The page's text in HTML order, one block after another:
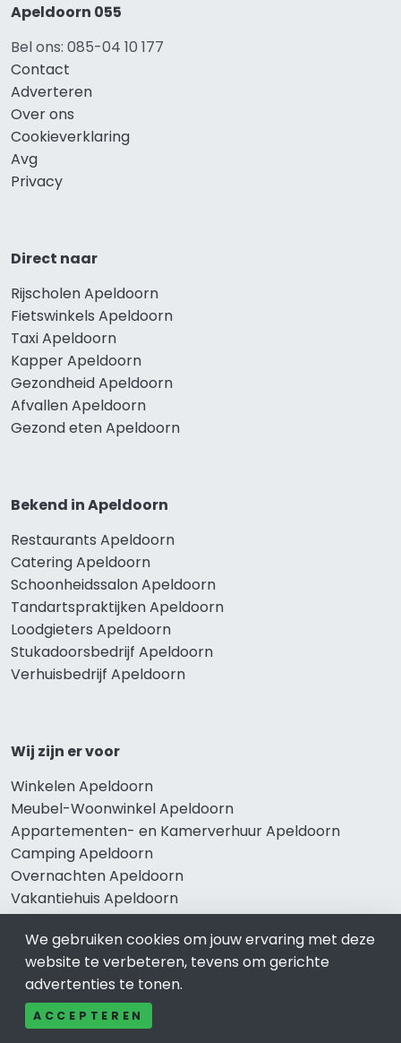
Apeldoorn 055
Bel ons: 085-04 10 177
Contact
Adverteren
Over ons
Cookieverklaring
Avg
Privacy
Direct naar
Rijscholen Apeldoorn
Fietswinkels Apeldoorn
Taxi Apeldoorn
Kapper Apeldoorn
Gezondheid Apeldoorn
Afvallen Apeldoorn
Gezond eten Apeldoorn
Bekend in Apeldoorn
Restaurants Apeldoorn
Catering Apeldoorn
Schoonheidssalon Apeldoorn
Tandartspraktijken Apeldoorn
Loodgieters Apeldoorn
Stukadoorsbedrijf Apeldoorn
Verhuisbedrijf Apeldoorn
Wij zijn er voor
Winkelen Apeldoorn
Meubel-Woonwinkel Apeldoorn
Appartementen- en Kamerverhuur Apeldoorn
Camping Apeldoorn
Overnachten Apeldoorn
Vakantiehuis Apeldoorn
Bungalowpark Apeldoorn
Thema’s
Klussenbedrijf Apeldoorn
We gebruiken cookies om jouw ervaring met deze
website te verbeteren, tevens om gerichte
advertenties te tonen.
ACCEPTEREN